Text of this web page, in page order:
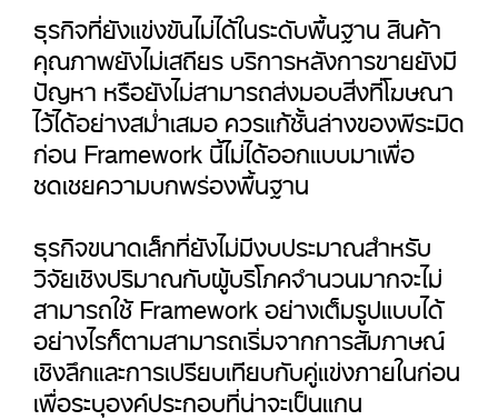
ธุรกิจที่ยังแข่งขันไม่ได้ในระดับพื้นฐาน สินค้า
คุณภาพยังไม่เสถียร บริการหลังการขายยังมี
ปัญหา หรือยังไม่สามารถส่งมอบสิ่งที่โฆษณา
ไว้ได้อย่างสม่ำเสมอ ควรแก้ชั้นล่างของพีระมิด
ก่อน Framework นี้ไม่ได้ออกแบบมาเพื่อ
ชดเชยความบกพร่องพื้นฐาน
ธุรกิจขนาดเล็กที่ยังไม่มีงบประมาณสำหรับ
วิจัยเชิงปริมาณกับผู้บริโภคจำนวนมากจะไม่
สามารถใช้ Framework อย่างเต็มรูปแบบได้
อย่างไรก็ตามสามารถเริ่มจากการสัมภาษณ์
เชิงลึกและการเปรียบเทียบกับคู่แข่งภายในก่อน
เพื่อระบุองค์ประกอบที่น่าจะเป็นแกน